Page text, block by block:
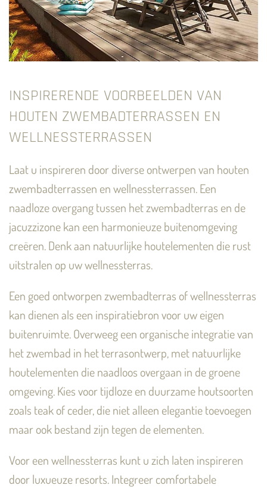
INSPIRERENDE VOORBEELDEN VAN
HOUTEN ZWEMBADTERRASSEN EN
WELLNESSTERRASSEN
Laat u inspireren door diverse ontwerpen van houten
zwembadterrassen en wellnessterrassen. Een
naadloze overgang tussen het zwembadterras en de
jacuzzizone kan een harmonieuze buitenomgeving
creëren. Denk aan natuurlijke houtelementen die rust
uitstralen op uw wellnessterras.
Een goed ontworpen zwembadterras of wellnessterras
kan dienen als een inspiratiebron voor uw eigen
buitenruimte. Overweeg een organische integratie van
het zwembad in het terrasontwerp, met natuurlijke
houtelementen die naadloos overgaan in de groene
omgeving. Kies voor tijdloze en duurzame houtsoorten
zoals teak of ceder, die niet alleen elegantie toevoegen
maar ook bestand zijn tegen de elementen.
Voor een wellnessterras kunt u zich laten inspireren
door luxueuze resorts. Integreer comfortabele